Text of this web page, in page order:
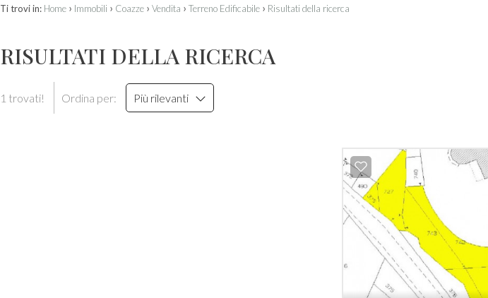
Ti trovi in: Home › Immobili › Coazze › Vendita › Terreno Edificabile › Risultati della ricerca
RISULTATI DELLA RICERCA
1 trovati! Ordina per: Più rilevanti